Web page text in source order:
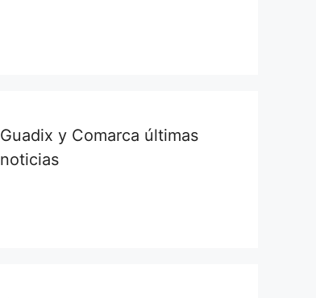
Guadix y Comarca últimas
noticias